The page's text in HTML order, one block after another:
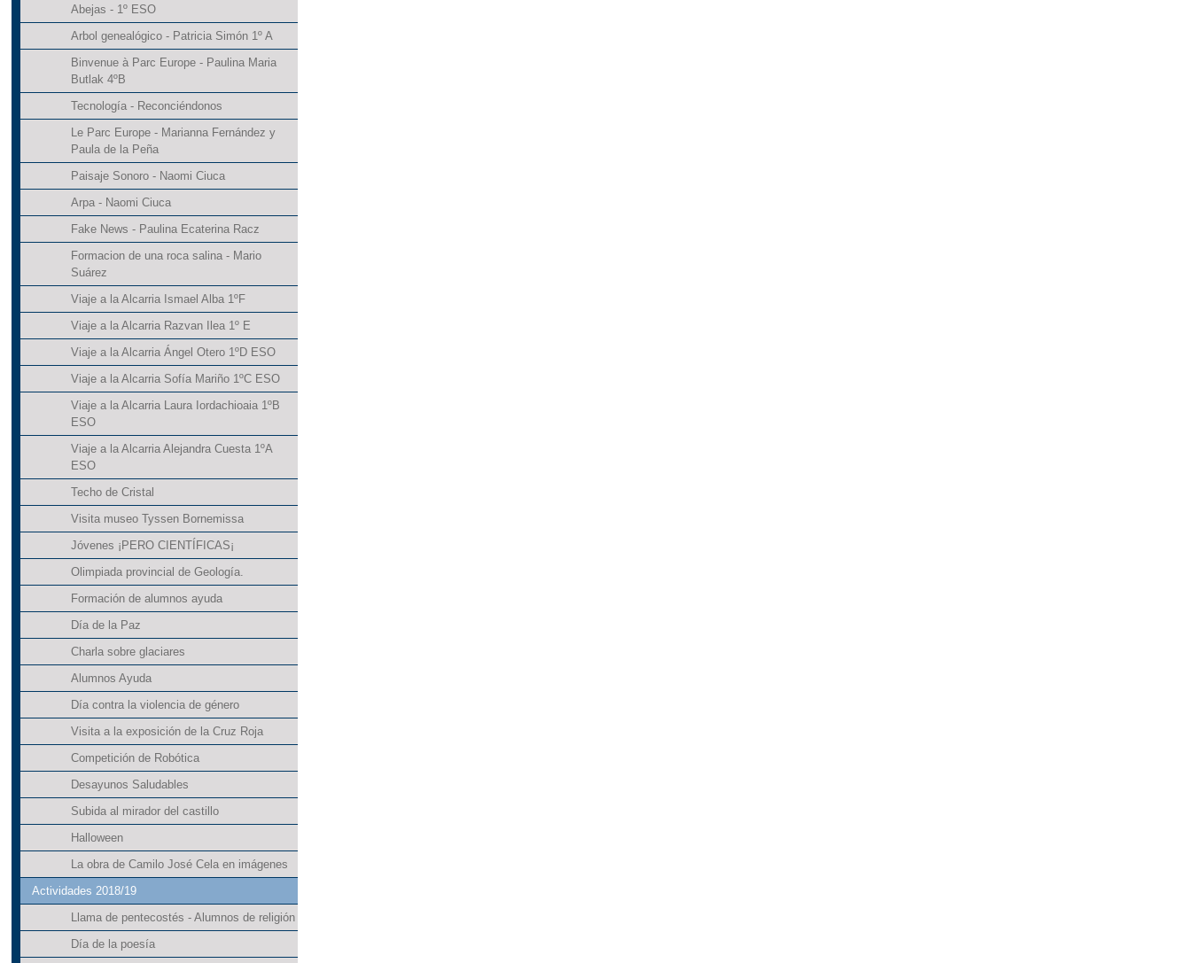
Abejas - 1º ESO
Arbol genealógico - Patricia Simón 1º A
Binvenue à Parc Europe - Paulina Maria
Butlak 4ºB
Tecnología - Reconciéndonos
Le Parc Europe - Marianna Fernández y
Paula de la Peña
Paisaje Sonoro - Naomi Ciuca
Arpa - Naomi Ciuca
Fake News - Paulina Ecaterina Racz
Formacion de una roca salina - Mario
Suárez
Viaje a la Alcarria Ismael Alba 1ºF
Viaje a la Alcarria Razvan Ilea 1º E
Viaje a la Alcarria Ángel Otero 1ºD ESO
Viaje a la Alcarria Sofía Mariño 1ºC ESO
Viaje a la Alcarria Laura Iordachioaia 1ºB
ESO
Viaje a la Alcarria Alejandra Cuesta 1ºA
ESO
Techo de Cristal
Visita museo Tyssen Bornemissa
Jóvenes ¡PERO CIENTÍFICAS¡
Olimpiada provincial de Geología.
Formación de alumnos ayuda
Día de la Paz
Charla sobre glaciares
Alumnos Ayuda
Día contra la violencia de género
Visita a la exposición de la Cruz Roja
Competición de Robótica
Desayunos Saludables
Subida al mirador del castillo
Halloween
La obra de Camilo José Cela en imágenes
Actividades 2018/19
Llama de pentecostés - Alumnos de religión
Día de la poesía